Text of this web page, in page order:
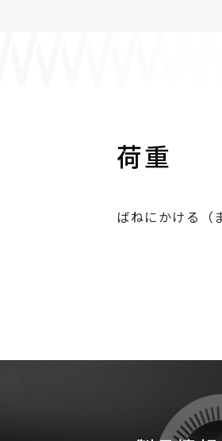
荷重
ばねにかける（